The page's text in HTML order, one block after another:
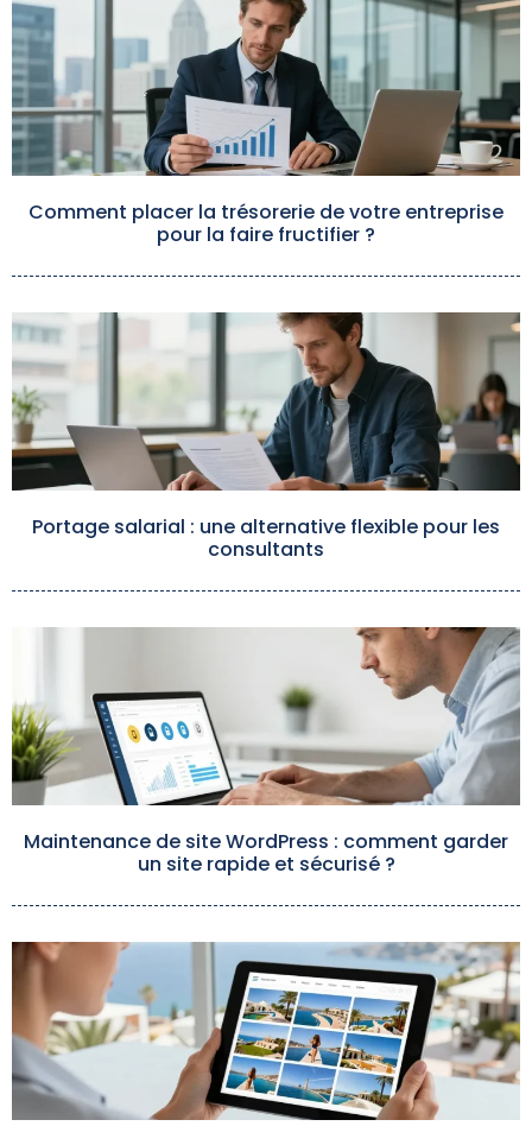
Comment placer la trésorerie de votre entreprise
pour la faire fructifier ?
Portage salarial : une alternative flexible pour les
consultants
Maintenance de site WordPress : comment garder
un site rapide et sécurisé ?